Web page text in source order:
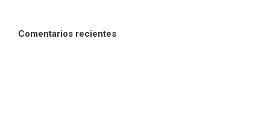
Comentarios recientes